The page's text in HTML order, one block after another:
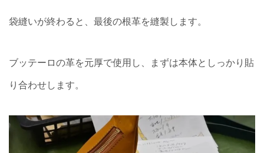
袋縫いが終わると、最後の根革を縫製します。
ブッテーロの革を元厚で使用し、まずは本体としっかり貼
り合わせします。